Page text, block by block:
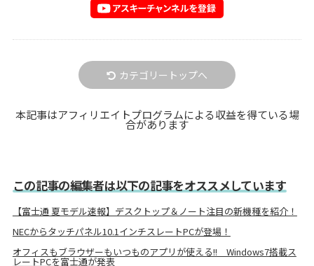
カテゴリートップへ
本記事はアフィリエイトプログラムによる収益を得ている場
合があります
この記事の編集者は以下の記事をオススメしています
【富士通 夏モデル速報】デスクトップ＆ノート注目の新機種を紹介！
NECからタッチパネル10.1インチスレートPCが登場！
オフィスもブラウザーもいつものアプリが使える!! Windows7搭載ス
レートPCを富士通が発表